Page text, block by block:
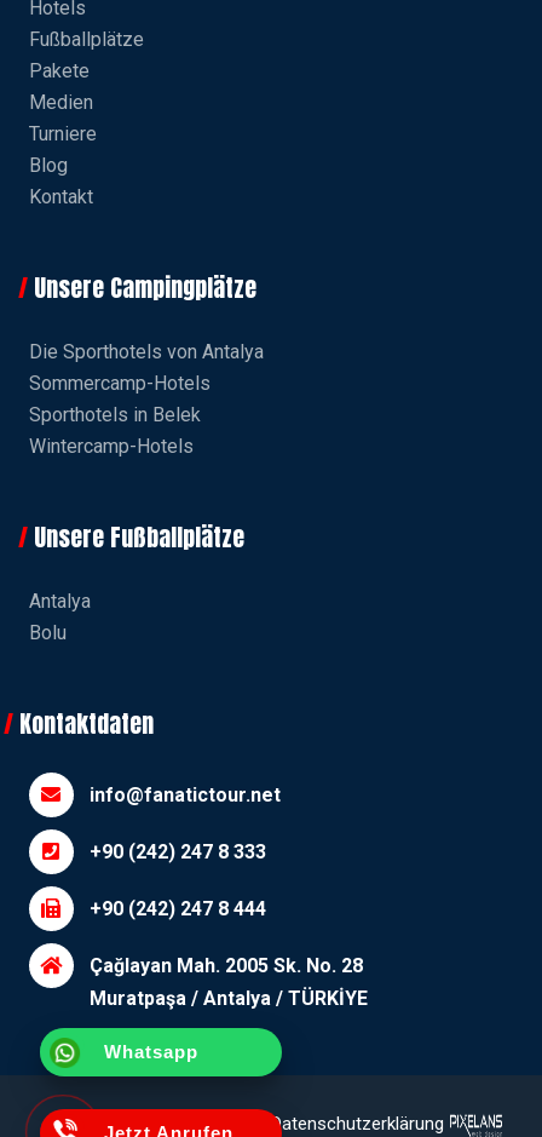
Whatsapp
Jetzt Anrufen
Hotels
Fußballplätze
Pakete
Medien
Turniere
Blog
Kontakt
Unsere Campingplätze
Die Sporthotels von Antalya
Sommercamp-Hotels
Sporthotels in Belek
Wintercamp-Hotels
Unsere Fußballplätze
Antalya
Bolu
Kontaktdaten
info@fanatictour.net
+90 (242) 247 8 333
+90 (242) 247 8 444
Çağlayan Mah. 2005 Sk. No. 28
Muratpaşa / Antalya / TÜRKİYE
Erläuterungstext Cookie- Datenschutzerklärung